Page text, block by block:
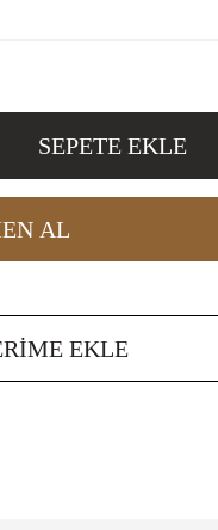
SEPETE EKLE
AL
EKLE